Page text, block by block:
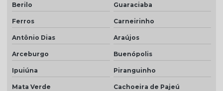
Berilo Guaraciaba
Ferros Carneirinho
Antônio Dias Araújos
Arceburgo Buenópolis
Ipuiúna Piranguinho
Mata Verde Cachoeira de Pajeú